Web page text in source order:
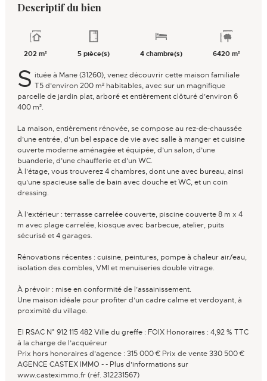
Descriptif du bien
202 m² 5 pièce(s) 4 chambre(s) 6420 m²
S ituée à Mane (31260), venez découvrir cette maison familiale
T5 d’environ 200 m² habitables, avec sur un magnifique
parcelle de jardin plat, arboré et entièrement clôturé d’environ 6
400 m².
La maison, entièrement rénovée, se compose au rez-de-chaussée
d’une entrée, d’un bel espace de vie avec salle à manger et cuisine
ouverte moderne aménagée et équipée, d’un salon, d’une
buanderie, d’une chaufferie et d’un WC.
À l’étage, vous trouverez 4 chambres, dont une avec bureau, ainsi
qu’une spacieuse salle de bain avec douche et WC, et un coin
dressing.
À l’extérieur : terrasse carrelée couverte, piscine couverte 8 m x 4
m avec plage carrelée, kiosque avec barbecue, atelier, puits
sécurisé et 4 garages.
Rénovations récentes : cuisine, peintures, pompe à chaleur air/eau,
isolation des combles, VMI et menuiseries double vitrage.
À prévoir : mise en conformité de l’assainissement.
Une maison idéale pour profiter d’un cadre calme et verdoyant, à
proximité du village.
EI RSAC N° 912 115 482 Ville du greffe : FOIX Honoraires : 4,92 % TTC
à la charge de l’acquéreur
Prix hors honoraires d’agence : 315 000 € Prix de vente 330 500 €
AGENCE CASTEX IMMO - - Plus d'informations sur
www.casteximmo.fr (réf. 312231567)